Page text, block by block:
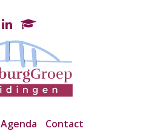
Agenda Contact